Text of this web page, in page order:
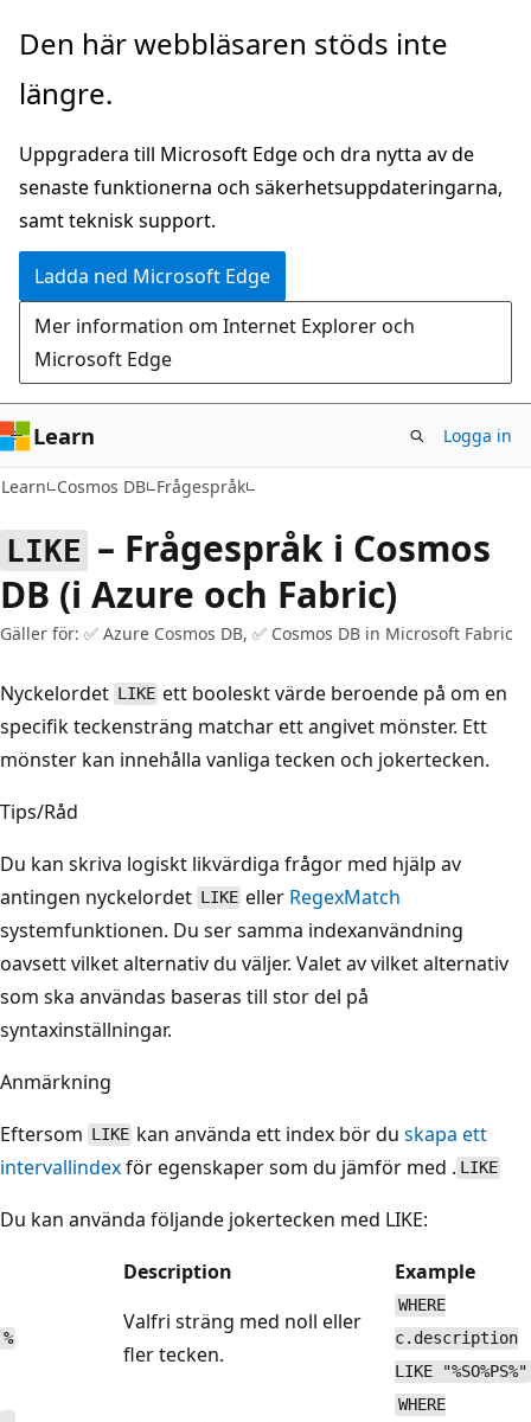
Hoppa
huvudinnehåll
Den här webbläsaren stöds inte
längre.
Uppgradera till Microsoft Edge och dra nytta av de
senaste funktionerna och säkerhetsuppdateringarna,
samt teknisk support.
Ladda ned Microsoft Edge
Mer information om Internet Explorer och
Microsoft Edge
Learn Logga in
Learn Cosmos DB Frågespråk
LIKE – Frågespråk i Cosmos
DB (i Azure och Fabric)
Gäller för: ✅ Azure Cosmos DB, ✅ Cosmos DB in Microsoft Fabric
Nyckelordet LIKE ett booleskt värde beroende på om en
specifik teckensträng matchar ett angivet mönster. Ett
mönster kan innehålla vanliga tecken och jokertecken.
Tips/Råd
Du kan skriva logiskt likvärdiga frågor med hjälp av
antingen nyckelordet LIKE eller RegexMatch
systemfunktionen. Du ser samma indexanvändning
oavsett vilket alternativ du väljer. Valet av vilket alternativ
som ska användas baseras till stor del på
syntaxinställningar.
Anmärkning
Eftersom LIKE kan använda ett index bör duskapa ett
intervallindexför egenskaper som du jämför med . LIKE
Du kan använda följande jokertecken med LIKE:
Description
Example
%
Valfri sträng med noll eller
fler tecken.
WHERE
c.description
LIKE "%SO%PS%"
WHERE